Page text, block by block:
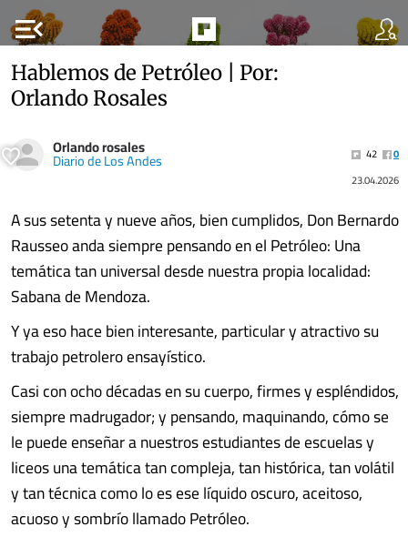
menu_open
Hablemos de Petróleo | Por:
Orlando Rosales
Orlando rosales
Diario de Los Andes 42
0
23.04.2026
A sus setenta y nueve años, bien cumplidos, Don Bernardo
Rausseo anda siempre pensando en el Petróleo: Una
temática tan universal desde nuestra propia localidad:
Sabana de Mendoza.
Y ya eso hace bien interesante, particular y atractivo su
trabajo petrolero ensayístico.
Casi con ocho décadas en su cuerpo, firmes y espléndidos,
siempre madrugador; y pensando, maquinando, cómo se
le puede enseñar a nuestros estudiantes de escuelas y
liceos una temática tan compleja, tan histórica, tan volátil
y tan técnica como lo es ese líquido oscuro, aceitoso,
acuoso y sombrío llamado Petróleo.